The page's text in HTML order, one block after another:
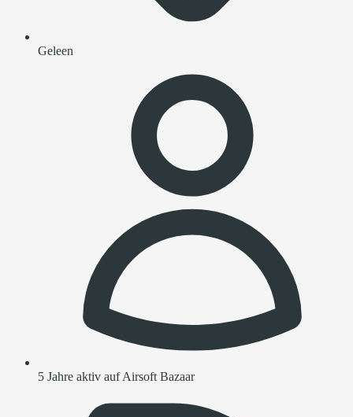
Geleen
5 Jahre aktiv auf Airsoft Bazaar